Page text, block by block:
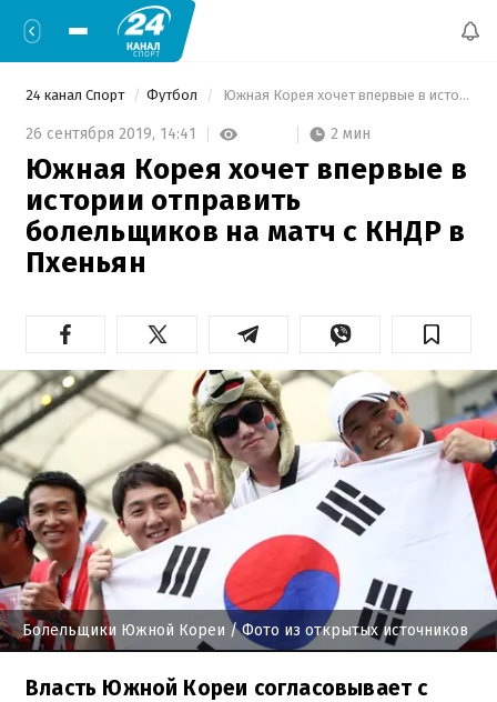
24 канал Спорт Футбол Южная Корея хочет впервые в истории отправить болельщиков на матч с КНДР в Пхеньян
26 сентября 2019, 14:41 2 мин
Южная Корея хочет впервые в
истории отправить
болельщиков на матч с КНДР в
Пхеньян
Болельщики Южной Кореи / Фото из открытых источников
Власть Южной Кореи согласовывает с